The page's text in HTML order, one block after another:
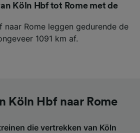
Köln Hbf tot Rome met de
naar Rome leggen gedurende de
1091 km af.
Köln Hbf naar Rome
die vertrekken van Köln